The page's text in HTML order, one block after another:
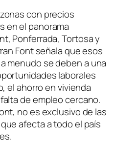
con precios
en el panorama
Ponferrada, Tortosa y
Font señala que esos
menudo se deben a una
laborales
el ahorro en vivienda
de empleo cercano.
no es exclusivo de las
afecta a todo el país